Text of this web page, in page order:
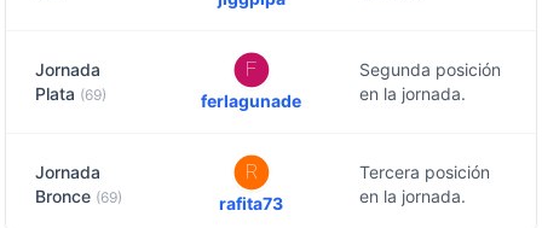
Jornada
Plata (69) ferlagunade
Segunda posición
en la jornada.
Jornada
Bronce (69) rafita73
Tercera posición
en la jornada.